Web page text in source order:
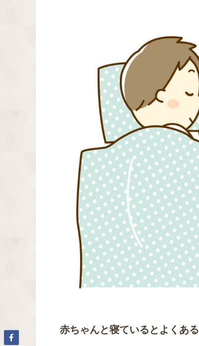
赤ちゃんと寝ているとよくあ